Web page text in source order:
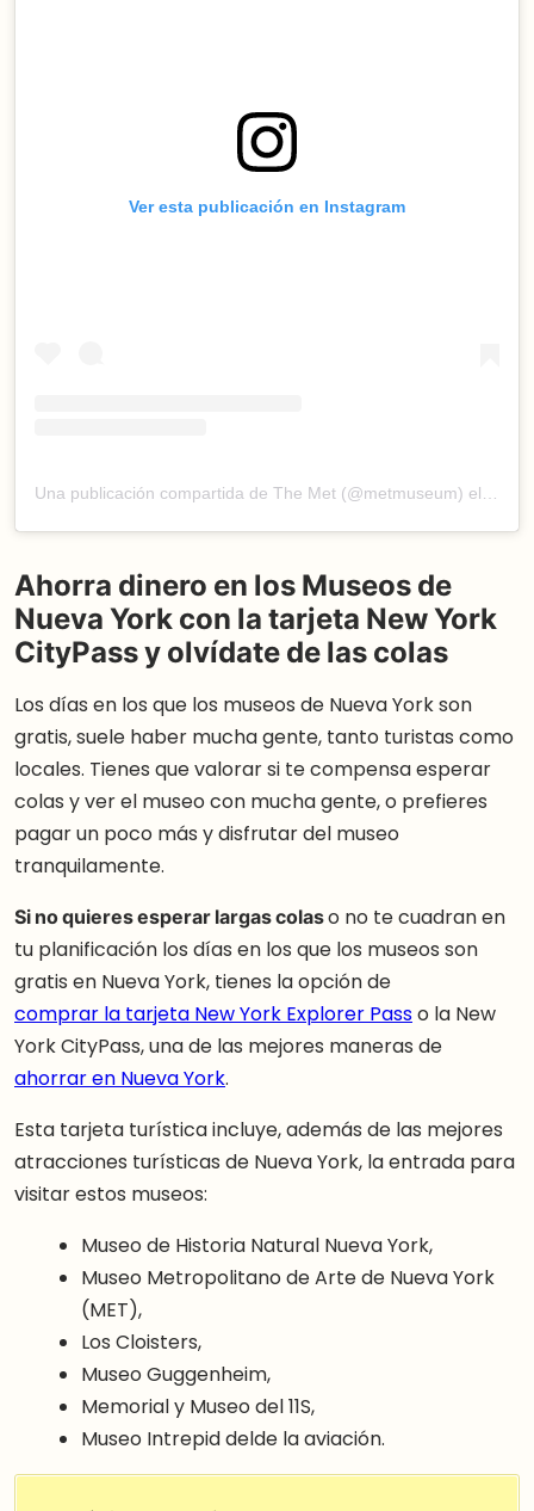
Ver esta publicación en Instagram
Una publicación compartida de The Met (@metmuseum) el
Ahorra dinero en los Museos de
Nueva York con la tarjeta New York
CityPass y olvídate de las colas
Los días en los que los museos de Nueva York son
gratis, suele haber mucha gente, tanto turistas como
locales. Tienes que valorar si te compensa esperar
colas y ver el museo con mucha gente, o prefieres
pagar un poco más y disfrutar del museo
tranquilamente.
Si no quieres esperar largas colaso no te cuadran en
tu planificación los días en los que los museos son
gratis en Nueva York, tienes la opción de
comprar la tarjeta New York Explorer Passo la New
York CityPass, una de las mejores maneras de
ahorrar en Nueva York.
Esta tarjeta turística incluye, además de las mejores
atracciones turísticas de Nueva York, la entrada para
visitar estos museos:
Museo de Historia Natural Nueva York,
Museo Metropolitano de Arte de Nueva York
(MET),
Los Cloisters,
Museo Guggenheim,
Memorial y Museo del 11S,
Museo Intrepid delde la aviación.